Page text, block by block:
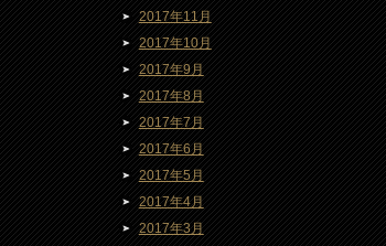
2017年11月
2017年10月
2017年9月
2017年8月
2017年7月
2017年6月
2017年5月
2017年4月
2017年3月